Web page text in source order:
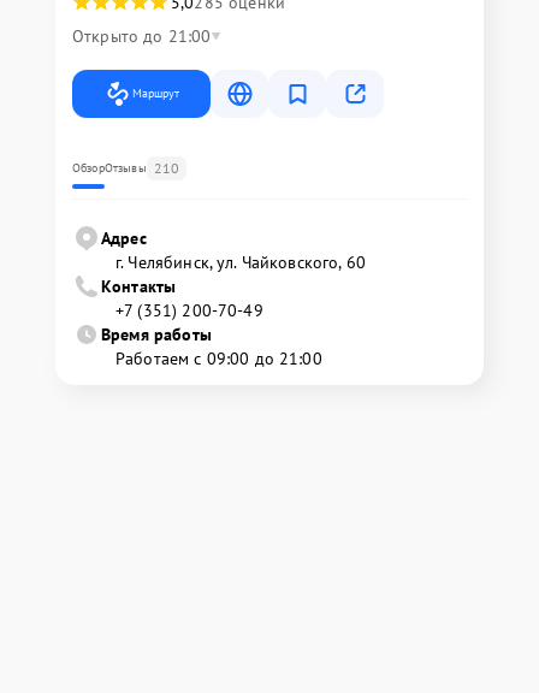
Открыто до 21:00
Маршрут
ОбзорОтзывы 210
Адрес
г. Челябинск, ул. Чайковского, 60
Контакты
+7 (351) 200-70-49
Время работы
Работаем с 09:00 до 21:00